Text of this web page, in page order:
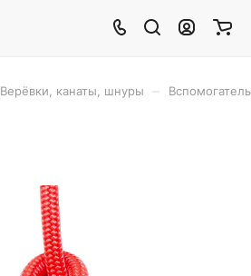
Верёвки, канаты, шнуры